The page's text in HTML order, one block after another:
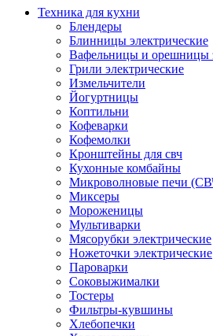
Техника для кухни
Блендеры
Блинницы электрические
Вафельницы и орешницы
Грили электрические
Измельчители
Йогуртницы
Коптильни
Кофеварки
Кофемолки
Кронштейны для свч
Кухонные комбайны
Микроволновые печи
Миксеры
Мороженицы
Мультиварки
Мясорубки электрические
Ножеточки электрические
Пароварки
Соковыжималки
Тостеры
Фильтры-кувшины
Хлебопечки